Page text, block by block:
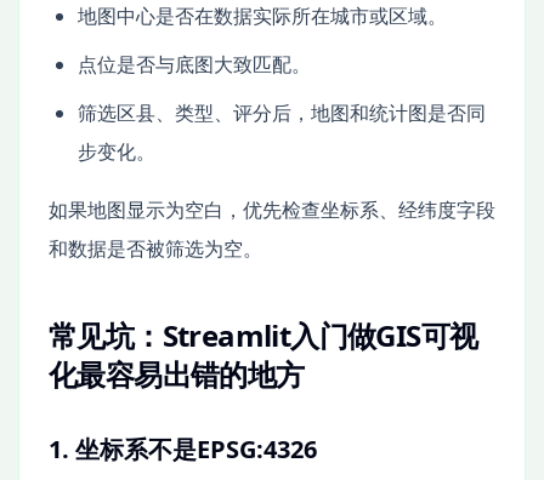
地图中心是否在数据实际所在城市或区域。
点位是否与底图大致匹配。
筛选区县、类型、评分后，地图和统计图是否同
步变化。
如果地图显示为空白，优先检查坐标系、经纬度字段
和数据是否被筛选为空。
常见坑：Streamlit入门做GIS可视
化最容易出错的地方
1. 坐标系不是EPSG:4326